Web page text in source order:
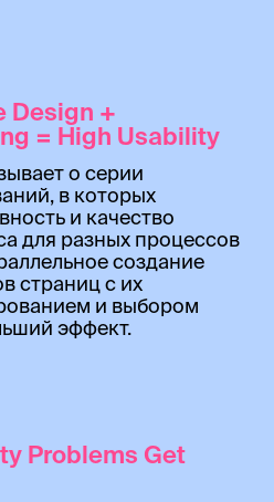
Design +
= High Usability
о серии
в которых
и качество
для разных процессов
создание
страниц с их
и выбором
эффект.
Problems Get